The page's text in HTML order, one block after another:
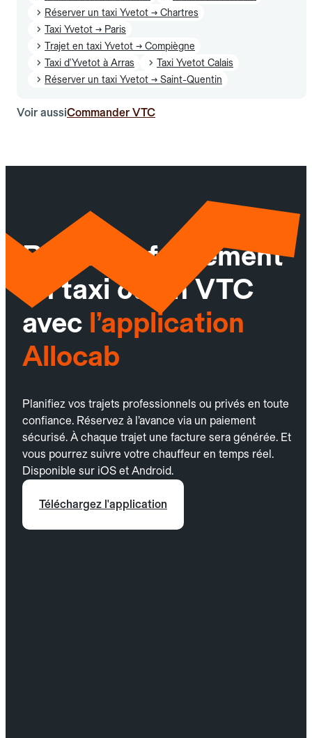
Réserver un taxi Yvetot → Chartres
Taxi Yvetot → Paris
Trajet en taxi Yvetot → Compiègne
Taxi d'Yvetot à Arras
Taxi Yvetot Calais
Réserver un taxi Yvetot → Saint-Quentin
Voir aussiCommander VTC
Réservez facilement
un taxi ou un VTC
avec l’application
Allocab
Planifiez vos trajets professionnels ou privés en toute
confiance. Réservez à l’avance via un paiement
sécurisé. À chaque trajet une facture sera générée. Et
vous pourrez suivre votre chauffeur en temps réel.
Disponible sur iOS et Android.
Téléchargez l'application